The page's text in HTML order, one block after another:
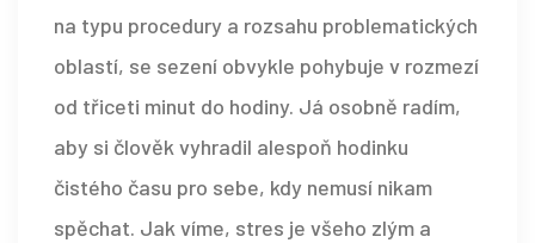
na typu procedury a rozsahu problematických
oblastí, se sezení obvykle pohybuje v rozmezí
od třiceti minut do hodiny. Já osobně radím,
aby si člověk vyhradil alespoň hodinku
čistého času pro sebe, kdy nemusí nikam
spěchat. Jak víme, stres je všeho zlým a